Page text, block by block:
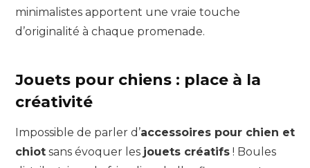
minimalistes apportent une vraie touche
d’originalité à chaque promenade.
Jouets pour chiens : place à la
créativité
Impossible de parler d’accessoires pour chien et
chiot sans évoquer les jouets créatifs ! Boules